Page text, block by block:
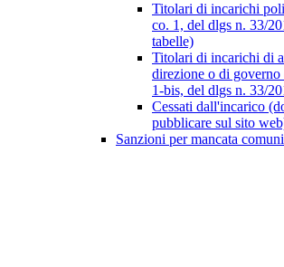
Titolari di incarichi
co. 1, del dlgs n. 33/
tabelle)
Titolari di incarichi di
direzione o di
1-bis, del dlgs n. 33/
Cessati dall'incarico
pubblicare sul sito
Sanzioni per mancata